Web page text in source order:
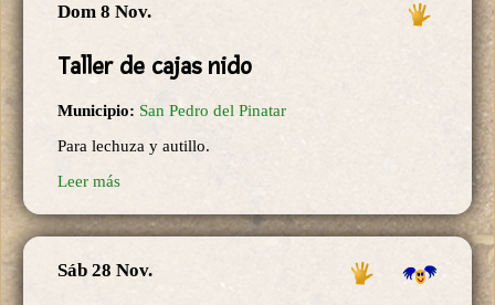
Dom 8 Nov.
Taller de cajas nido
Municipio: San Pedro del Pinatar
Para lechuza y autillo.
Leer más
Sáb 28 Nov.